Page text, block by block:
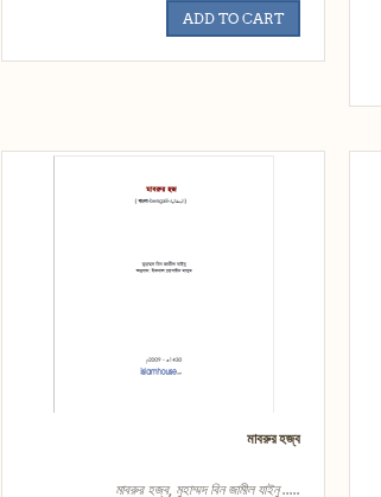
ADD TO CART
মাবরুর হজ্ব
মাবরুর হজ্ব, মুহাম্মদ বিন জামীল যাইনু .....